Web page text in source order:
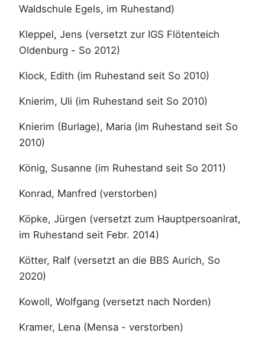
Waldschule Egels, im Ruhestand)
Kleppel, Jens (versetzt zur IGS Flötenteich
Oldenburg - So 2012)
Klock, Edith (im Ruhestand seit So 2010)
Knierim, Uli (im Ruhestand seit So 2010)
Knierim (Burlage), Maria (im Ruhestand seit So
2010)
König, Susanne (im Ruhestand seit So 2011)
Konrad, Manfred (verstorben)
Köpke, Jürgen (versetzt zum Hauptpersoanlrat,
im Ruhestand seit Febr. 2014)
Kötter, Ralf (versetzt an die BBS Aurich, So
2020)
Kowoll, Wolfgang (versetzt nach Norden)
Kramer, Lena (Mensa - verstorben)